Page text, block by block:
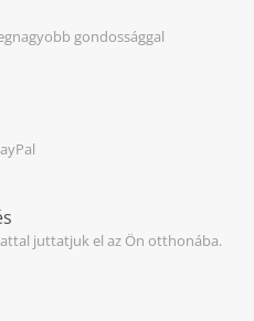
gondossággal
juttatjuk el az Ön otthonába.